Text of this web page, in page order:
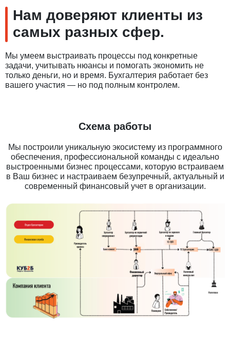
Нам доверяют клиенты из
самых разных сфер.
Мы умеем выстраивать процессы под конкретные
задачи, учитывать нюансы и помогать экономить не
только деньги, но и время. Бухгалтерия работает без
вашего участия — но под полным контролем.
Схема работы
Мы построили уникальную экосистему из программного
обеспечения, профессиональной команды с идеально
выстроенными бизнес процессами, которую встраиваем
в Ваш бизнес и настраиваем безупречный, актуальный и
современный финансовый учет в организации.